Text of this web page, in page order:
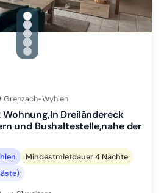
gallery.slide_selector
Zu Slide 1 wechseln
Zu Slide 2 wechseln
Zu Slide 3 wechseln
Zu Slide 4 wechseln
Zu Slide 5 wechseln
Grenzach-Wyhlen
Dreiländereck
und Bushaltestelle,nahe der
Mindestmietdauer 4 Nächte